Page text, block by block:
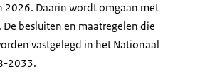
2026. Daarin wordt omgaan met
besluiten en maatregelen die
vastgelegd in het Nationaal
2033.